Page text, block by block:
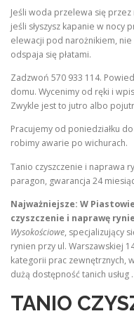
Jeśli woda przelewa się
jeśli słyszysz kapanie w nocy
elewacji pod narożnikiem, nie
odspaja się płatami.
Zadzwoń 570 933 114.
domu. Wycenimy od ręki i
Zwykle jest to jutro albo
Pracujemy od poniedziałku
robimy awarie po wichurach.
Tanio czyszczenie i naprawa
paragon, gwarancja 24
Najważniejsze: W
czyszczenie i naprawę
Wysokościowe, specjalizujący
rynien przy ul. Warszawskiej
kategorii prac zewnętrznych,
dużą dostępność tanich usług .
TANIO